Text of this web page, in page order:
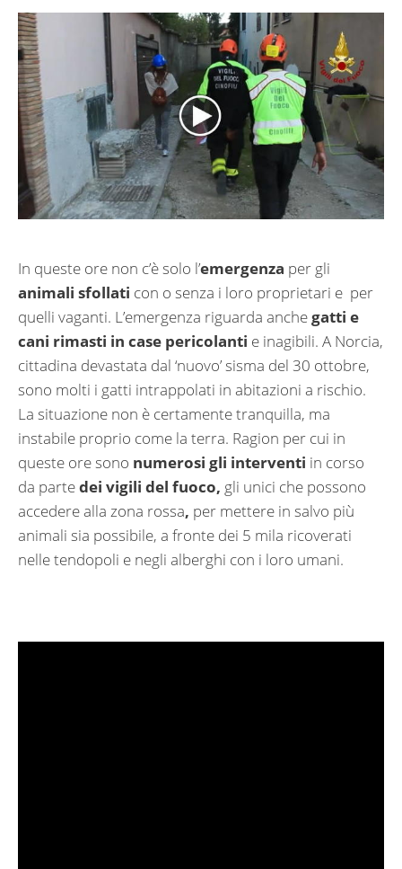
In queste ore non c’è solo l’emergenza per gli
animali sfollati con o senza i loro proprietari e per
quelli vaganti. L’emergenza riguarda anchegatti e
cani rimasti in case pericolanti e inagibili. A Norcia,
cittadina devastata dal ‘nuovo’ sisma del 30 ottobre,
sono molti i gatti intrappolati in abitazioni a rischio.
La situazione non è certamente tranquilla, ma
instabile proprio come la terra. Ragion per cui in
queste ore sono numerosi gli interventi in corso
da partedei vigili del fuoco, gli unici che possono
accedere alla zona rossa, per mettere in salvo più
animali sia possibile, a fronte dei 5 mila ricoverati
nelle tendopoli e negli alberghi con i loro umani.